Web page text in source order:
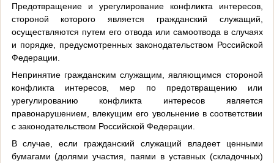
Предотвращение и урегулирование конфликта интересов,
стороной которого является гражданский служащий,
осуществляются путем его отвода или самоотвода в случаях
и порядке, предусмотренных законодательством Российской
Федерации.
Непринятие гражданским служащим, являющимся стороной
конфликта интересов, мер по предотвращению или
урегулированию конфликта интересов является
правонарушением, влекущим его увольнение в соответствии
с законодательством Российской Федерации.
В случае, если гражданский служащий владеет ценными
бумагами (долями участия, паями в уставных (складочных)